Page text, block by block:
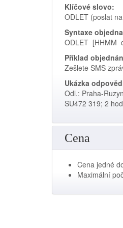
Klíčové slovo:
ODLET (poslat
Syntaxe
ODLET [HHMM
Příklad
Zešlete SMS
Ukázka
Odl.: Praha-
SU472 319; 2
Cena
Cena jedné
Maximální